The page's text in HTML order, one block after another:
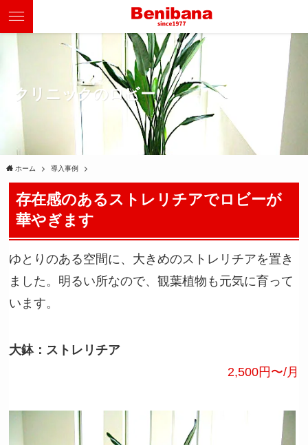
クリニックのロビー
ホーム 導入事例
存在感のあるストレリチアでロビーが
華やぎます
ゆとりのある空間に、大きめのストレリチアを置き
ました。明るい所なので、観葉植物も元気に育って
います。
大鉢：ストレリチア
2,500円〜/月